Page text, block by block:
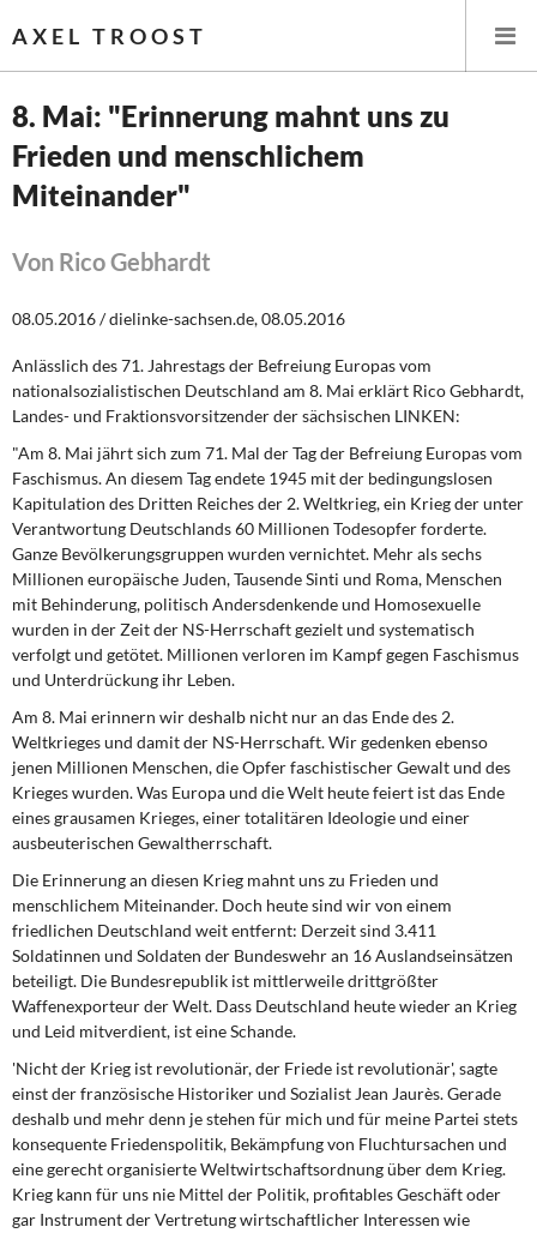
AXEL TROOST
Startseite
Leitlinien linker Wirtschafts- und Finanzpolitik
Wirtschaftspolitik
Steuer- und Finanzpolitik
Eurokrise und Griechenland
DIE LINKE
Weitere Themen
Memo-Gruppe
Institut Solidarische Moderne
Rosa-Luxemburg-Stiftung
Über mich
Kontakt
8. Mai: "Erinnerung mahnt uns zu
Frieden und menschlichem
Miteinander"
Von Rico Gebhardt
08.05.2016 / dielinke-sachsen.de, 08.05.2016
Anlässlich des 71. Jahrestags der Befreiung Europas vom
nationalsozialistischen Deutschland am 8. Mai erklärt Rico Gebhardt,
Landes- und Fraktionsvorsitzender der sächsischen LINKEN:
"Am 8. Mai jährt sich zum 71. Mal der Tag der Befreiung Europas vom
Faschismus. An diesem Tag endete 1945 mit der bedingungslosen
Kapitulation des Dritten Reiches der 2. Weltkrieg, ein Krieg der unter
Verantwortung Deutschlands 60 Millionen Todesopfer forderte.
Ganze Bevölkerungsgruppen wurden vernichtet. Mehr als sechs
Millionen europäische Juden, Tausende Sinti und Roma, Menschen
mit Behinderung, politisch Andersdenkende und Homosexuelle
wurden in der Zeit der NS-Herrschaft gezielt und systematisch
verfolgt und getötet. Millionen verloren im Kampf gegen Faschismus
und Unterdrückung ihr Leben.
Am 8. Mai erinnern wir deshalb nicht nur an das Ende des 2.
Weltkrieges und damit der NS-Herrschaft. Wir gedenken ebenso
jenen Millionen Menschen, die Opfer faschistischer Gewalt und des
Krieges wurden. Was Europa und die Welt heute feiert ist das Ende
eines grausamen Krieges, einer totalitären Ideologie und einer
ausbeuterischen Gewaltherrschaft.
Die Erinnerung an diesen Krieg mahnt uns zu Frieden und
menschlichem Miteinander. Doch heute sind wir von einem
friedlichen Deutschland weit entfernt: Derzeit sind 3.411
Soldatinnen und Soldaten der Bundeswehr an 16 Auslandseinsätzen
beteiligt. Die Bundesrepublik ist mittlerweile drittgrößter
Waffenexporteur der Welt. Dass Deutschland heute wieder an Krieg
und Leid mitverdient, ist eine Schande.
'Nicht der Krieg ist revolutionär, der Friede ist revolutionär', sagte
einst der französische Historiker und Sozialist Jean Jaurès. Gerade
deshalb und mehr denn je stehen für mich und für meine Partei stets
konsequente Friedenspolitik, Bekämpfung von Fluchtursachen und
eine gerecht organisierte Weltwirtschaftsordnung über dem Krieg.
Krieg kann für uns nie Mittel der Politik, profitables Geschäft oder
gar Instrument der Vertretung wirtschaftlicher Interessen wie